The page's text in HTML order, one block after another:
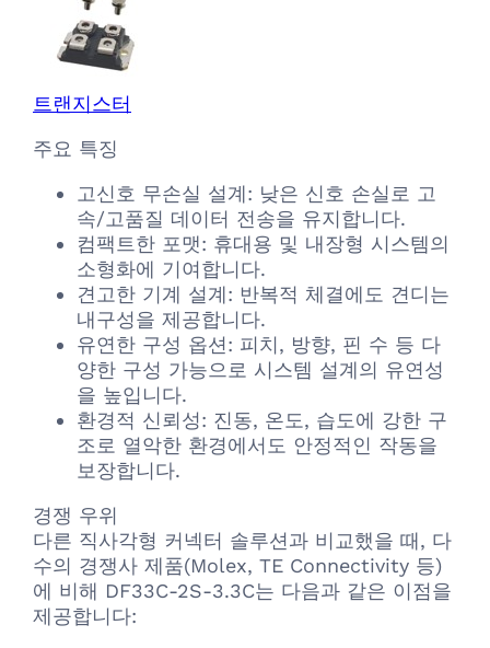
트랜지스터
주요 특징
고신호 무손실 설계: 낮은 신호 손실로 고
속/고품질 데이터 전송을 유지합니다.
컴팩트한 포맷: 휴대용 및 내장형 시스템의
소형화에 기여합니다.
견고한 기계 설계: 반복적 체결에도 견디는
내구성을 제공합니다.
유연한 구성 옵션: 피치, 방향, 핀 수 등 다
양한 구성 가능으로 시스템 설계의 유연성
을 높입니다.
환경적 신뢰성: 진동, 온도, 습도에 강한 구
조로 열악한 환경에서도 안정적인 작동을
보장합니다.
경쟁 우위
다른 직사각형 커넥터 솔루션과 비교했을 때, 다
수의 경쟁사 제품(Molex, TE Connectivity 등)
에 비해 DF33C-2S-3.3C는 다음과 같은 이점을
제공합니다: